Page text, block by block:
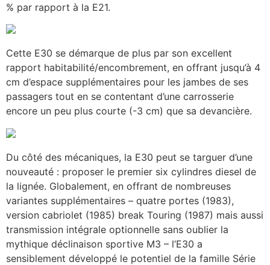
% par rapport à la E21.
Cette E30 se démarque de plus par son excellent
rapport habitabilité/encombrement, en offrant jusqu’à 4
cm d’espace supplémentaires pour les jambes de ses
passagers tout en se contentant d’une carrosserie
encore un peu plus courte (-3 cm) que sa devancière.
Du côté des mécaniques, la E30 peut se targuer d’une
nouveauté : proposer le premier six cylindres diesel de
la lignée. Globalement, en offrant de nombreuses
variantes supplémentaires – quatre portes (1983),
version cabriolet (1985) break Touring (1987) mais aussi
transmission intégrale optionnelle sans oublier la
mythique déclinaison sportive M3 – l’E30 a
sensiblement développé le potentiel de la famille Série